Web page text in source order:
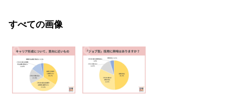
すべての画像